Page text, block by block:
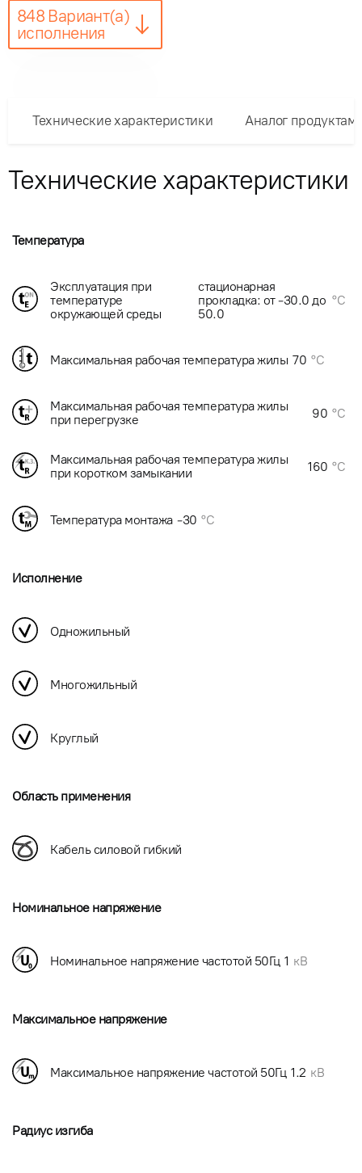
848 Вариант(а)
исполнения
Технические характеристики Аналог
Технические характеристики
Температура
Эксплуатация при
температуре
окружающей среды
стационарная
прокладка: от -30.0 до
50.0
°C
Максимальная рабочая температура жилы 70 °C
Максимальная рабочая температура жилы
при перегрузке
90 °C
Максимальная рабочая температура жилы
при коротком замыкании
160 °C
Температура монтажа -30 °C
Исполнение
Одножильный
Многожильный
Круглый
Область применения
Кабель силовой гибкий
Номинальное напряжение
Номинальное напряжение частотой 50Гц 1 кВ
Максимальное напряжение
Максимальное напряжение частотой 50Гц 1.2 кВ
Радиус изгиба